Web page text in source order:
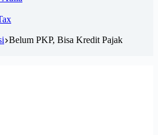
Belum PKP, Bisa Kredit Pajak